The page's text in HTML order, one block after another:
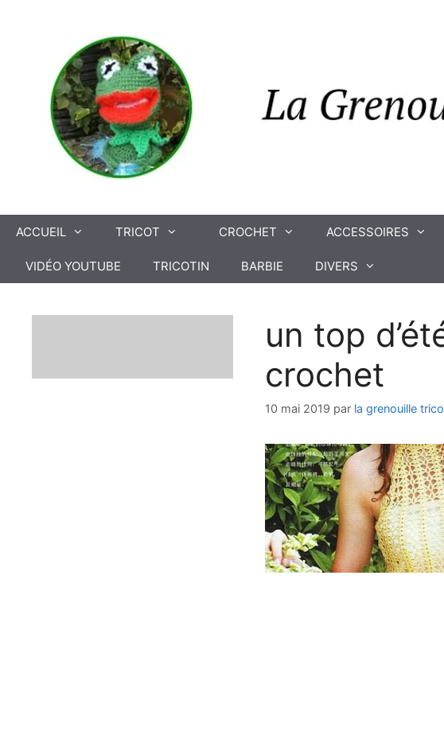
ACCUEIL TRICOT CROCHET ACCESSOIRES
VIDÉO YOUTUBE TRICOTIN BARBIE DIVERS
un top
crochet
10 mai 2019 par la grenouille